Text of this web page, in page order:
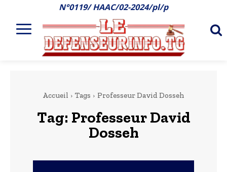
N°0119/ HAAC/02-2024/pl/p
Accueil Tags Professeur David Dosseh
Tag: Professeur David
Dosseh